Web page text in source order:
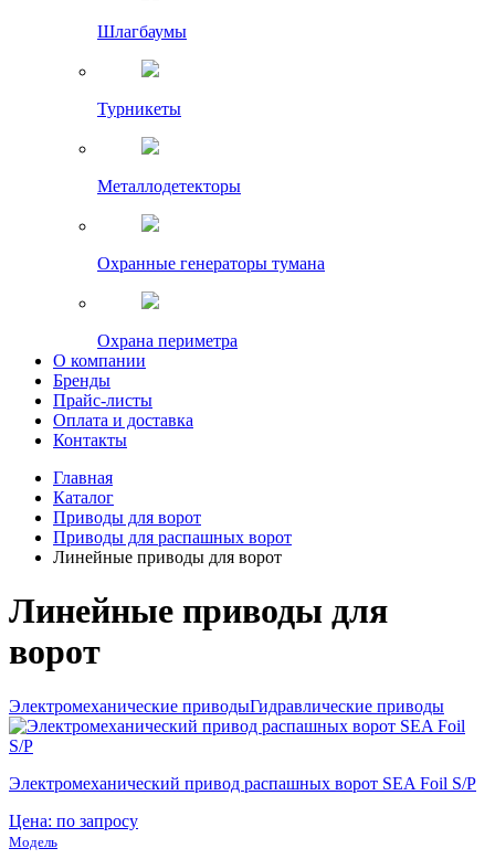
Шлагбаумы
Турникеты
Металлодетекторы
Охранные генераторы тумана
Охрана периметра
О компании
Бренды
Прайс-листы
Оплата и доставка
Контакты
Главная
Каталог
Приводы для ворот
Приводы для распашных ворот
Линейные приводы для ворот
Линейные приводы для
ворот
Электромеханические приводыГидравлические приводы
Электромеханический привод распашных ворот SEA Foil S/P
Цена: по запросу
Модель